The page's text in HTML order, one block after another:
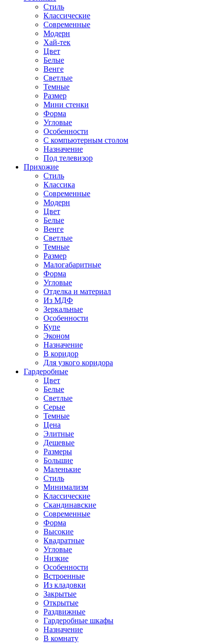
Стиль
Классические
Современные
Модерн
Хай-тек
Цвет
Белые
Венге
Светлые
Темные
Размер
Мини стенки
Форма
Угловые
Особенности
С компьютерным столом
Назначение
Под телевизор
Прихожие
Стиль
Классика
Современные
Модерн
Цвет
Белые
Венге
Светлые
Темные
Размер
Малогабаритные
Форма
Угловые
Отделка и материал
Из МДФ
Зеркальные
Особенности
Купе
Эконом
Назначение
В коридор
Для узкого коридора
Гардеробные
Цвет
Белые
Светлые
Серые
Темные
Цена
Элитные
Дешевые
Размеры
Большие
Маленькие
Стиль
Минимализм
Классические
Скандинавские
Современные
Форма
Высокие
Квадратные
Угловые
Низкие
Особенности
Встроенные
Из кладовки
Закрытые
Открытые
Раздвижные
Гардеробные шкафы
Назначение
В комнату